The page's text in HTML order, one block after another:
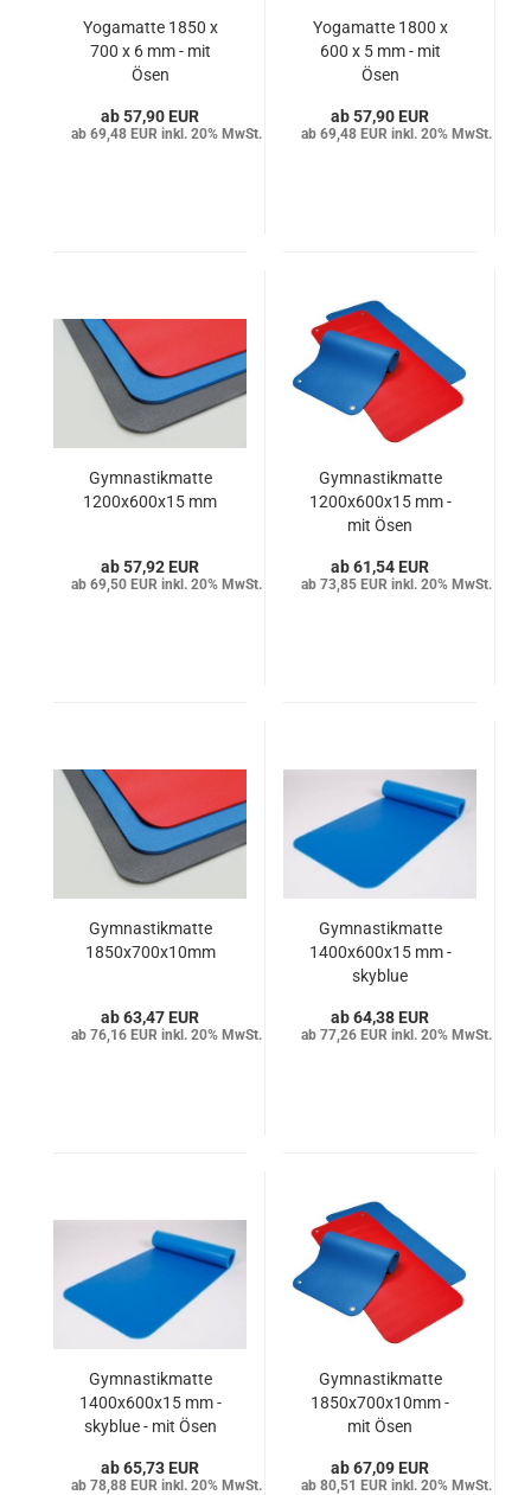
Yogamatte 1850 x
700 x 6 mm - mit
Ösen
57,90 EUR
69,48 EUR inkl. 20% MwSt.
Yogamatte 1800 x
600 x 5 mm - mit
Ösen
57,90 EUR
69,48 EUR inkl. 20% MwSt.
Gymnastikmatte
1200x600x15 mm
57,92 EUR
69,50 EUR inkl. 20% MwSt.
Gymnastikmatte
1200x600x15 mm -
mit Ösen
61,54 EUR
73,85 EUR inkl. 20% MwSt.
Gymnastikmatte
1850x700x10mm
63,47 EUR
76,16 EUR inkl. 20% MwSt.
Gymnastikmatte
1400x600x15 mm -
skyblue
64,38 EUR
77,26 EUR inkl. 20% MwSt.
Gymnastikmatte
1400x600x15 mm -
skyblue - mit Ösen
65,73 EUR
78,88 EUR inkl. 20% MwSt.
Gymnastikmatte
1850x700x10mm -
mit Ösen
67,09 EUR
80,51 EUR inkl. 20% MwSt.